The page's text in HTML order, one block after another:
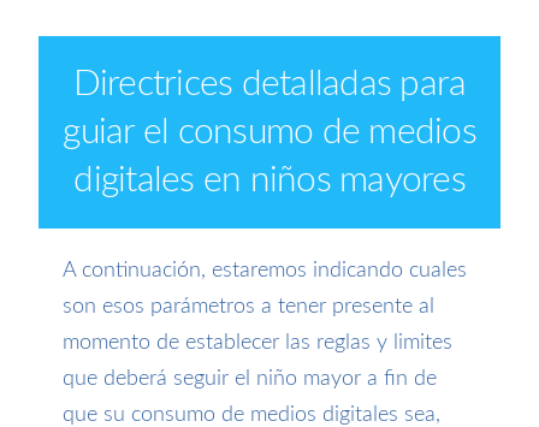
Directrices detalladas para
guiar el consumo de medios
digitales en niños mayores
A continuación, estaremos indicando cuales
son esos parámetros a tener presente al
momento de establecer las reglas y limites
que deberá seguir el niño mayor a fin de
que su consumo de medios digitales sea,